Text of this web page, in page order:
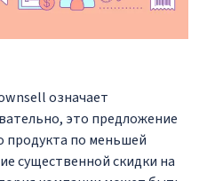
означает
это предложение
продукта по меньшей
существенной скидки на